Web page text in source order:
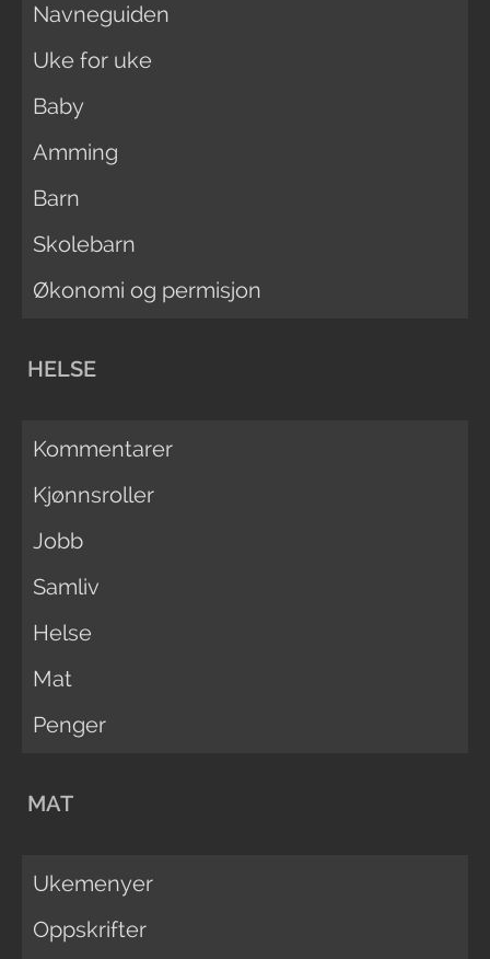
Navneguiden
Uke for uke
Baby
Amming
Barn
Skolebarn
Økonomi og permisjon
HELSE
Kommentarer
Kjønnsroller
Jobb
Samliv
Helse
Mat
Penger
MAT
Ukemenyer
Oppskrifter